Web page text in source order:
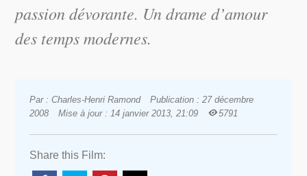
passion dévorante. Un drame d’amour
des temps modernes.
Par : Charles-Henri Ramond
Publication : 27 décembre
2008
Mise à jour : 14 janvier 2013, 21:09 5791
Share this Film: